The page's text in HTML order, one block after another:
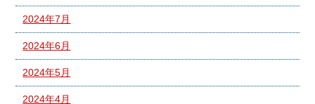
2024年7月
2024年6月
2024年5月
2024年4月